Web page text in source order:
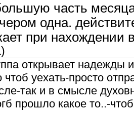
часть
одна.
при нахождении
)
открывает
уехать-просто
так и в смысле
прошло какое то..-